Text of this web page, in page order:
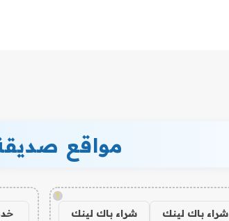
مواقع
!
شراء باك لينك شراء باك لينك